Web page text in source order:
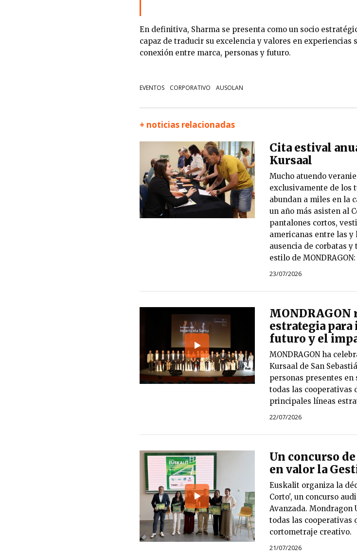
En definitiva, Sharma se presenta como un socio
capaz de traducir su excelencia y valores en
conexión entre marca, personas y futuro.
EVENTOS CORPORATIVO AUSOLAN
+ noticias relacionadas
Cita estival
Kursaal
Mucho atuendo
exclusivamente de los
abundan a miles en la
un año más asisten al
pantalones cortos,
americanas entre las y
ausencia de corbatas
estilo de
23/07/2026
MONDRAGON
estrategia
futuro y el
MONDRAGON ha
Kursaal de San
personas presentes
todas las cooperativas
principales líneas
22/07/2026
Un concurso
en valor la
Euskalit organiza la
Corto', un concurso
Avanzada.
todas las cooperativas
cortometraje creativo.
21/07/2026